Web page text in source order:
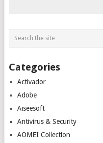
Categories
Activador
Adobe
Aiseesoft
Antivirus & Security
AOMEI Collection